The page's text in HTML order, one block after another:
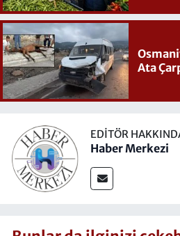
Ata
EDITÖR
Haber Merkezi